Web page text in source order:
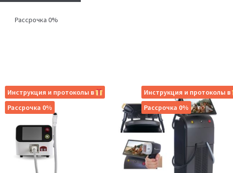
Рассрочка 0%
Инструкция и протоколы в
Рассрочка 0%
Инструкция и протоколы в
Рассрочка 0%